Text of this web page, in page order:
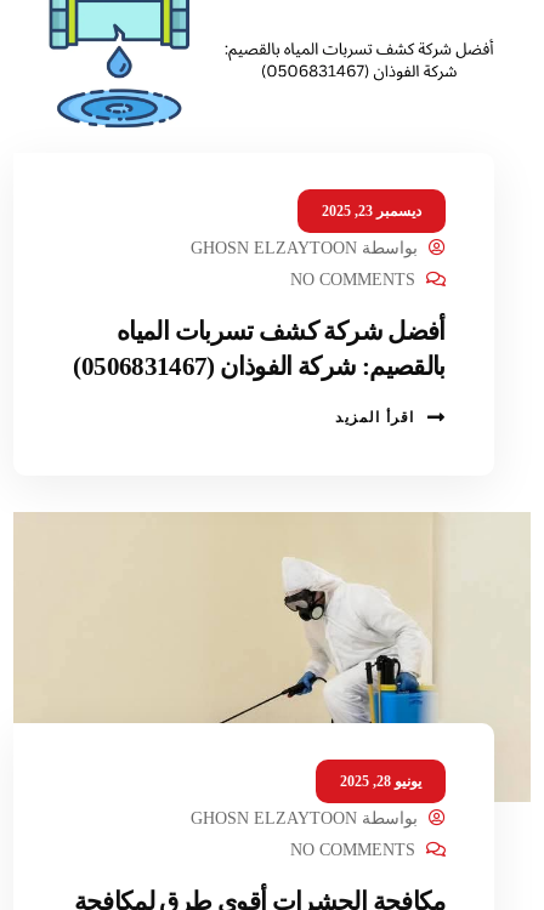
ديسمبر 23, 2025
بواسطةGHOSN ELZAYTOON
NO COMMENTS
أفضل شركة كشف تسربات المياه
بالقصيم: شركة الفوذان (0506831467)
اقرأ المزيد
يونيو 28, 2025
بواسطةGHOSN ELZAYTOON
NO COMMENTS
مكافحة الحشرات أقوى طرق لمكافحة